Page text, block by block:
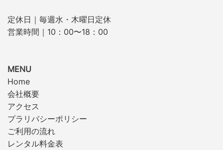
定休日｜毎週水・木曜日定休
営業時間｜10：00〜18：00
MENU
Home
会社概要
アクセス
プラリバシーポリシー
ご利用の流れ
レンタル料金表